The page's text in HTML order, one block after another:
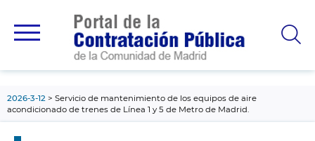
principal
2026-3-12
Servicio de mantenimiento de los equipos de aire
acondicionado de trenes de Línea 1 y 5 de Metro de Madrid.